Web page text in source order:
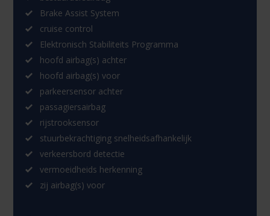
Brake Assist System
cruise control
Elektronisch Stabiliteits Programma
hoofd airbag(s) achter
hoofd airbag(s) voor
parkeersensor achter
passagiersairbag
rijstrooksensor
stuurbekrachtiging snelheidsafhankelijk
verkeersbord detectie
vermoeidheids herkenning
zij airbag(s) voor